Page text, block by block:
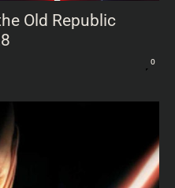
Old Republic
0